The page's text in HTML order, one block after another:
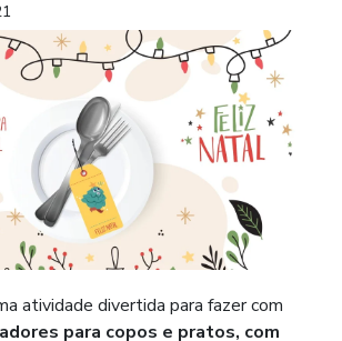
atividade divertida para fazer com
para copos e pratos, com